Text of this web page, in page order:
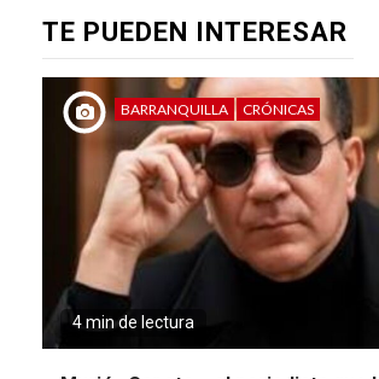
TE PUEDEN INTERESAR
BARRANQUILLA CRÓNICAS
4 min de lectura